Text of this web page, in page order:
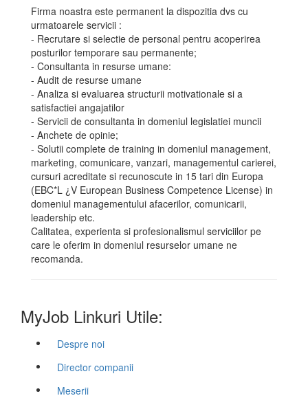
Firma noastra este permanent la dispozitia dvs cu
urmatoarele servicii :
- Recrutare si selectie de personal pentru acoperirea
posturilor temporare sau permanente;
- Consultanta in resurse umane:
- Audit de resurse umane
- Analiza si evaluarea structurii motivationale si a
satisfactiei angajatilor
- Servicii de consultanta in domeniul legislatiei muncii
- Anchete de opinie;
- Solutii complete de training in domeniul management,
marketing, comunicare, vanzari, managementul carierei,
cursuri acreditate si recunoscute in 15 tari din Europa
(EBC*L ¿V European Business Competence License) in
domeniul managementului afacerilor, comunicarii,
leadership etc.
Calitatea, experienta si profesionalismul serviciilor pe
care le oferim in domeniul resurselor umane ne
recomanda.
MyJob Linkuri Utile:
Despre noi
Director companii
Meserii